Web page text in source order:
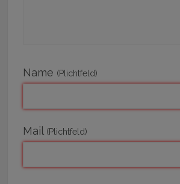
Name (Plichtfeld)
Mail (Plichtfeld)